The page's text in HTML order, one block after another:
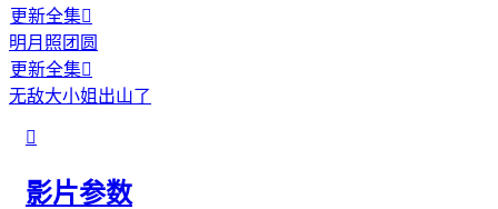
更新全集
明月照团圆
更新全集
无敌大小姐出山了

影片参数